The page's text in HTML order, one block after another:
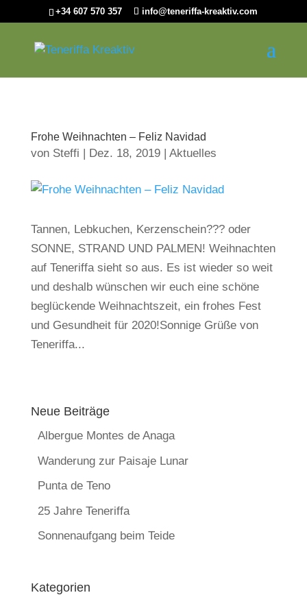
+34 607 570 357 info@teneriffa-kreaktiv.com
Frohe Weihnachten – Feliz Navidad
von Steffi | Dez. 18, 2019| Aktuelles
Tannen, Lebkuchen, Kerzenschein??? oder
SONNE, STRAND UND PALMEN! Weihnachten
auf Teneriffa sieht so aus. Es ist wieder so weit
und deshalb wünschen wir euch eine schöne
beglückende Weihnachtszeit, ein frohes Fest
und Gesundheit für 2020!Sonnige Grüße von
Teneriffa...
Neue Beiträge
Albergue Montes de Anaga
Wanderung zur Paisaje Lunar
Punta de Teno
25 Jahre Teneriffa
Sonnenaufgang beim Teide
Kategorien